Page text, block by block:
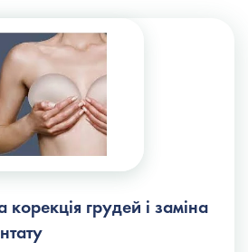
грудей і заміна